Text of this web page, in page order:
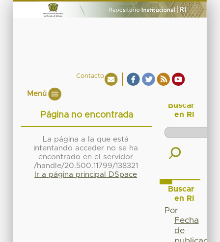
Contacto
Menú
Página no encontrada
La página a la que está
intentando acceder no se ha
encontrado en el servidor
/handle/20.500.11799/138321
Ir a página principal DSpace
Buscar
en RI
Buscar
en RI
Por
Fecha
de